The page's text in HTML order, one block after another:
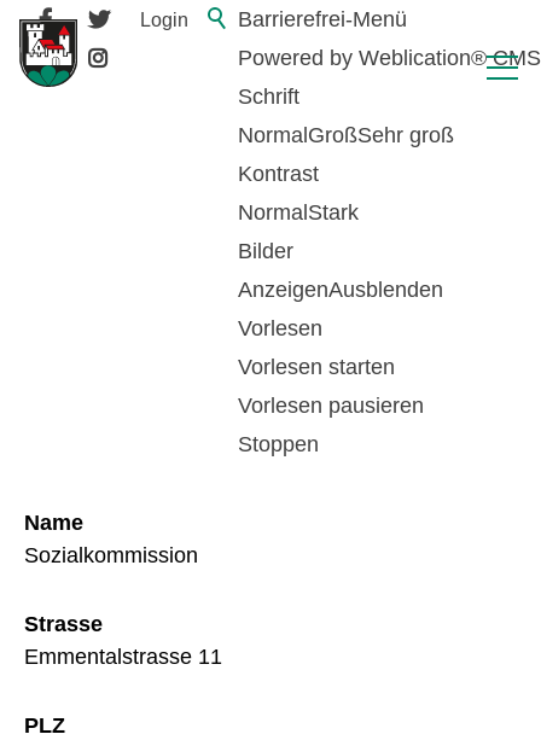
Barrierefrei-Menü
Powered by Weblication® CMS
Schrift
Normal GroßSehr groß
Kontrast
Normal Stark
Bilder
AnzeigenAusblenden
Vorlesen
Vorlesen starten
Vorlesen pausieren
Stoppen
Login
Sozialkommission
Name
Sozialkommission
Strasse
Emmentalstrasse 11
PLZ